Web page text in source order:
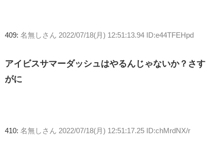
409: 名無しさん 2022/07/18(月) 12:51:13.94 ID:e44TFEHpd
アイビスサマーダッシュはやるんじゃないか？さす
がに
410: 名無しさん 2022/07/18(月) 12:51:17.25 ID:chMrdNX/r